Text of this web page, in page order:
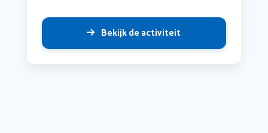
Bekijk de activiteit